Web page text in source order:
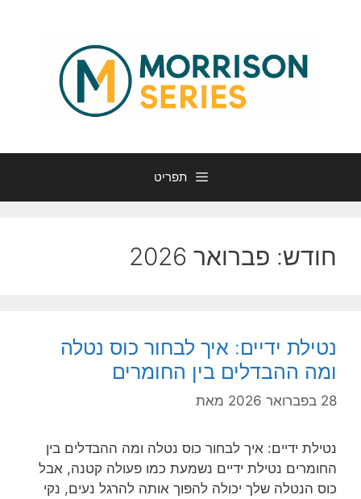
תפריט
חודש: פברואר 2026
נטילת ידיים: איך לבחור כוס נטלה
ומה ההבדלים בין החומרים
28 בפברואר 2026 מאת
נטילת ידיים: איך לבחור כוס נטלה ומה ההבדלים בין
החומרים נטילת ידיים נשמעת כמו פעולה קטנה, אבל
כוס הנטלה שלך יכולה להפוך אותה להרגל נעים, נקי